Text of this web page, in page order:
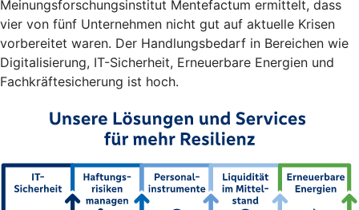
Meinungsforschungsinstitut Mentefactum ermittelt, dass
vier von fünf Unternehmen nicht gut auf aktuelle Krisen
vorbereitet waren. Der Handlungsbedarf in Bereichen wie
Digitalisierung, IT-Sicherheit, Erneuerbare Energien und
Fachkräftesicherung ist hoch.